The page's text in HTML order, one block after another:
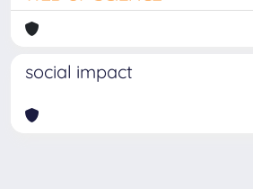
social impact